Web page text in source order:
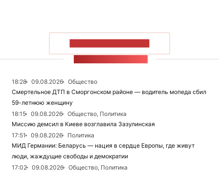
18:28 09.08.2026
Общество
Смертельное ДТП в Сморгонском районе — водитель мопеда сбил
59-летнюю женщину
18:15
09.08.2026
Общество, Политика
Миссию демсил в Киеве возглавила Зазулинская
17:51
09.08.2026
Политика
МИД Германии: Беларусь — нация в сердце Европы, где живут
люди, жаждущие свободы и демократии
17:02
09.08.2026
Общество, Политика